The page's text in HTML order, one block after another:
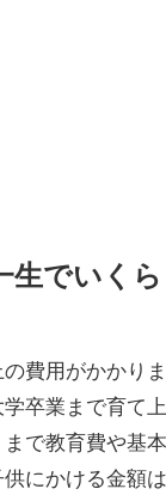
生でいく
費用がかかり
卒業まで育て
で教育費や基
にかける金額